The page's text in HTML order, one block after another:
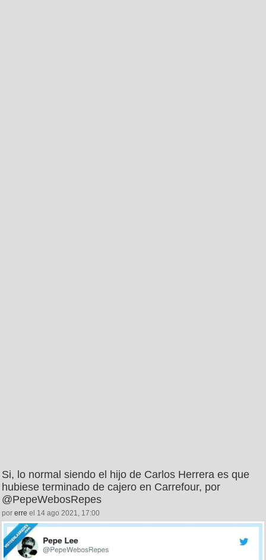
Si, lo normal siendo el hijo de Carlos Herrera es que
hubiese terminado de cajero en Carrefour, por
@PepeWebosRepes
por erre el 14 ago 2021, 17:00